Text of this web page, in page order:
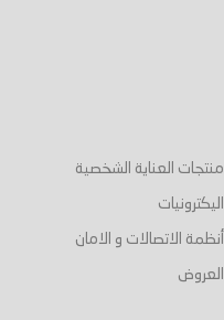
منتجات العناية الشخصية
اليكترونيات
أنظمة الاتصالات و الامان
العروض